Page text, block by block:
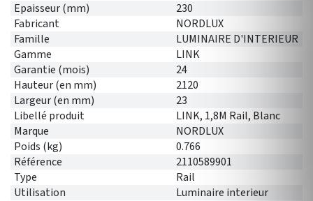
Epaisseur (mm)
230
Fabricant
NORDLUX
Famille
LUMINAIRE D'INTERIEUR
Gamme
LINK
Garantie (mois)
24
Hauteur (en mm)
2120
Largeur (en mm)
23
Libellé produit
LINK, 1,8M Rail, Blanc
Marque
NORDLUX
Poids (kg)
0.766
Référence
2110589901
Type
Rail
Utilisation
Luminaire interieur